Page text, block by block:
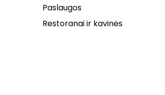
Paslaugos
Restoranai ir kavinės